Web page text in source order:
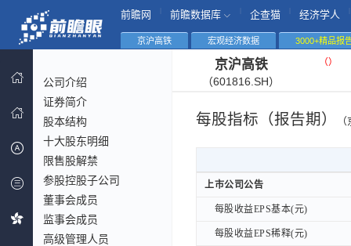
前瞻网 前瞻数据库 企查猫 经济学人
京沪高铁 宏观经济数据 3000+精品报
公司介绍
证券简介
股本结构
十大股东明细
限售股解禁
参股控股子公司
董事会成员
监事会成员
高级管理人员
京沪高铁
（601816.SH）
（）
每股指标（报告期）
上市公司公告
每股收益EPS基本(元)
每股收益EPS稀释(元)
上市公司公告
每股收益EPS基本(元)
每股收益EPS稀释(元)